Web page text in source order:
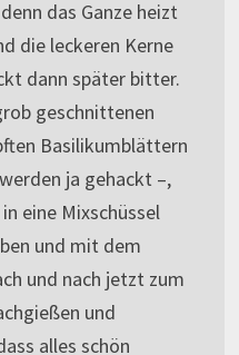
das Ganze heizt
die leckeren Kerne
dann später bitter.
geschnittenen
Basilikumblättern
ja gehackt –,
eine Mixschüssel
und mit dem
und nach jetzt zum
und
alles schön